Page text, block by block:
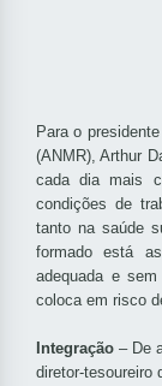
Para o
(ANMR), Arthur
cada dia mais
condições de
tanto na saúde
formado está
adequada e
coloca em risco
Integração – De
diretor-tesoureiro